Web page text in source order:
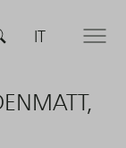
IT MENÜ